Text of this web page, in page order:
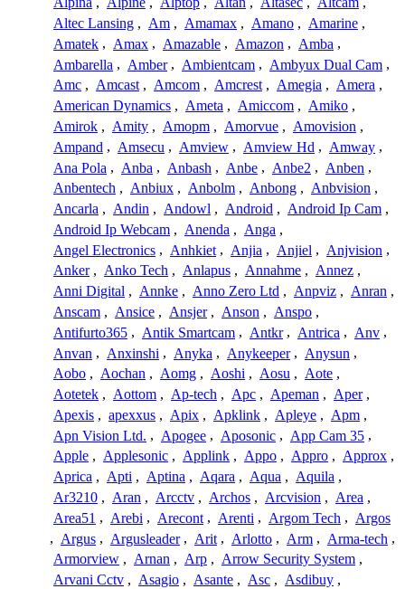
Altec Lansing , Am , Amamax , Amano , Amarine ,
Amatek , Amax , Amazable , Amazon , Amba ,
Ambarella , Amber , Ambientcam , Ambyux Dual Cam ,
Amc , Amcast , Amcom , Amcrest , Amegia , Amera ,
American Dynamics , Ameta , Amiccom , Amiko ,
Amirok , Amity , Amopm , Amorvue , Amovision ,
Ampand , Amsecu , Amview , Amview Hd , Amway ,
Ana Pola , Anba , Anbash , Anbe , Anbe2 , Anben ,
Anbentech , Anbiux , Anbolm , Anbong , Anbvision ,
Ancarla , Andin , Andowl , Android , Android Ip Cam ,
Android Ip Webcam , Anenda , Anga ,
Angel Electronics , Anhkiet , Anjia , Anjiel , Anjvision ,
Anker , Anko Tech , Anlapus , Annahme , Annez ,
Anni Digital , Annke , Anno Zero Ltd , Anpviz , Anran ,
Anscam , Ansice , Ansjer , Anson , Anspo ,
Antifurto365 , Antik Smartcam , Antkr , Antrica , Anv ,
Anvan , Anxinshi , Anyka , Anykeeper , Anysun ,
Aobo , Aochan , Aomg , Aoshi , Aosu , Aote ,
Aotetek , Aottom , Ap-tech , Apc , Apeman , Aper ,
Apexis , apexxus , Apix , Apklink , Apleye , Apm ,
Apn Vision Ltd. , Apogee , Aposonic , App Cam 35 ,
Apple , Applesonic , Applink , Appo , Appro , Approx ,
Aprica , Apti , Aptina , Aqara , Aqua , Aquila ,
Ar3210 , Aran , Arcctv , Archos , Arcvision , Area ,
Area51 , Arebi , Arecont , Arenti , Argom Tech , Argos
, Argus , Argusleader , Arit , Arlotto , Arm , Arma-tech ,
Armorview , Arnan , Arp , Arrow Security System ,
Arvani Cctv , Asagio , Asante , Asc , Asdibuy ,